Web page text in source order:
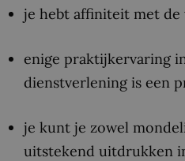
je hebt affiniteit met de
enige praktijkervaring
dienstverlening is een
je kunt je zowel
uitstekend uitdrukken